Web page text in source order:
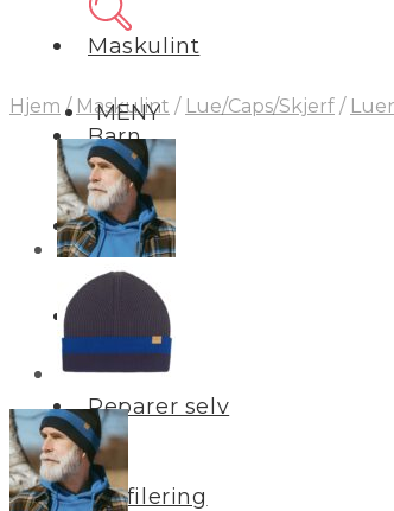
MENY
Maskulint
Barn
Interiør
Reparer selv
Profilering
Hjem / Maskulint / Lue/Caps/Skjerf / Luer